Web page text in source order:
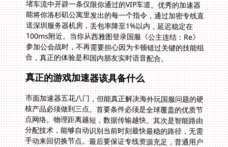
合，真正的体验是和国内朋友实时语音配合。
真正的游戏加速器该具备什么
市面加速器五花八门，但能真正解决海外玩国服问题的硬
核产品必须做到三点。首要条件必须是全球覆盖的优质节
点网络。物理距离越短，数据传输越快。其次是智能路由
分配技术，能够自动识别当前时刻最快最稳的路径，无需
手动来回切换节点。最后要保证专线资源充足，普通用户
挤在共享带宽上，关键时刻必定卡顿。选择专享通道的加
速方案，能让多伦多的学生在深夜打开《鸣潮》时，依然
享受堪比国内本地玩家的丝滑画面加载，不会因为跨洋传